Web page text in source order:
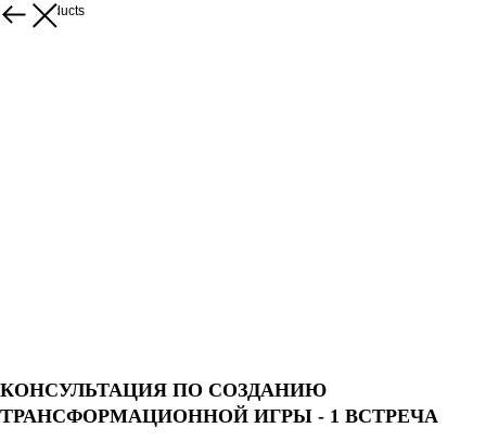
More products
КОНСУЛЬТАЦИЯ ПО СОЗДАНИЮ
ТРАНСФОРМАЦИОННОЙ ИГРЫ - 1 ВСТРЕЧА